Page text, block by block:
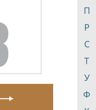
П
Р
С
Т
У
Ф